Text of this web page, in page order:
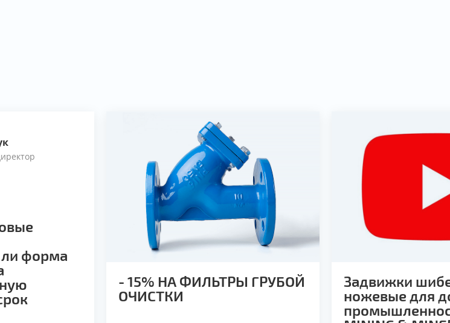
ли форма
- 15% НА ФИЛЬТРЫ ГРУБОЙ
ОЧИСТКИ
Задвижки
ножевые для